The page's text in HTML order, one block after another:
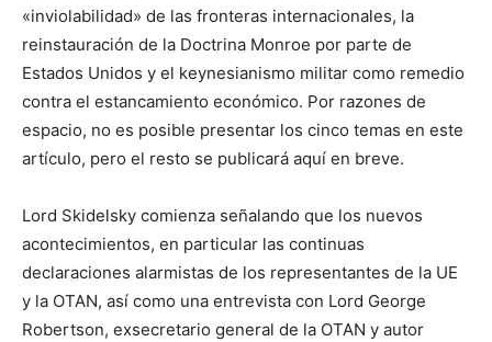
«inviolabilidad» de las fronteras internacionales, la
reinstauración de la Doctrina Monroe por parte de
Estados Unidos y el keynesianismo militar como remedio
contra el estancamiento económico. Por razones de
espacio, no es posible presentar los cinco temas en este
artículo, pero el resto se publicará aquí en breve.
Lord Skidelsky comienza señalando que los nuevos
acontecimientos, en particular las continuas
declaraciones alarmistas de los representantes de la UE
y la OTAN, así como una entrevista con Lord George
Robertson, exsecretario general de la OTAN y autor